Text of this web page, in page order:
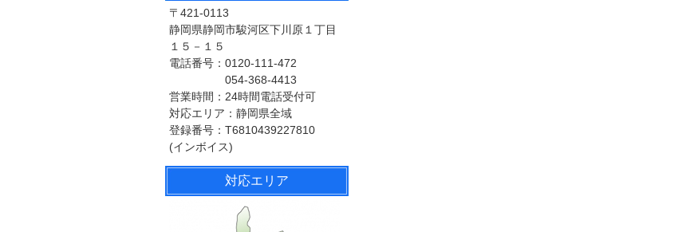
〒421-0113
静岡県静岡市駿河区下川原１丁目
１５－１５
電話番号：0120-111-472
054-368-4413
営業時間：24時間電話受付可
対応エリア：静岡県全域
登録番号：T6810439227810
(インボイス)
対応エリア